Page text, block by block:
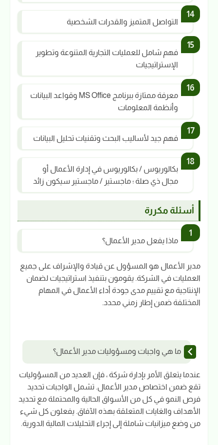
التواصل المتميز والقدرات الشخصية
فهم شامل للعمليات التجارية المتنوعة وتطوير
الإستراتيجيات
معرفة ممتازة ببرنامج MS Office وقواعد البيانات
وأنظمة المعلومات
فهم جيد لأساليب البحث وتقنيات تحليل البيانات
بكالوريوس / بكالوريوس في إدارة الأعمال أو
مجال ذي صلة ؛ ماجستير / ماجستير سيكون زائد
أسئلة مكررة
ماذا يفعل مدير الأعمال؟
مدير الأعمال هو المسؤول عن قيادة والإشراف على جميع
العمليات في الشركة. يقومون بتنفيذ استراتيجيات لضمان
الإنتاجية مع تقييم مدى جودة أداء الأعمال في المهام
المختلفة ضمن إطار زمني محدد.
ما هي واجبات ومسؤوليات مدير الأعمال؟
عندما يتعلق الأمر بإدارة شركة ، فإن العديد من المسؤوليات
تقع ضمن اختصاص مدير الأعمال. تشمل الواجبات تحديد
فرص النمو في كل من الأسواق الحالية والمحتملة مع تحديد
الأهداف والغايات المتعلقة بهذه الآفاق. يفعلون كل شيء
من وضع ميزانيات شاملة إلى إجراء التحليلات المالية الدورية.